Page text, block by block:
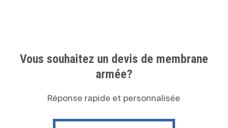
Vous souhaitez un devis de membrane
armée?
Réponse rapide et personnalisée
Contactez nous